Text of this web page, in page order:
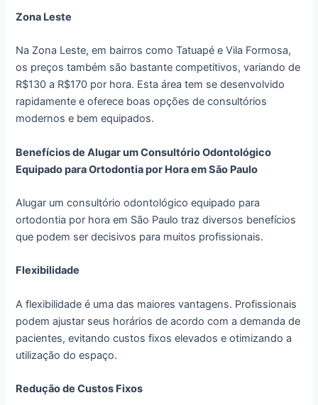
Zona Leste
Na Zona Leste, em bairros como Tatuapé e Vila Formosa,
os preços também são bastante competitivos, variando de
R$130 a R$170 por hora. Esta área tem se desenvolvido
rapidamente e oferece boas opções de consultórios
modernos e bem equipados.
Benefícios de Alugar um Consultório Odontológico
Equipado para Ortodontia por Hora em São Paulo
Alugar um consultório odontológico equipado para
ortodontia por hora em São Paulo traz diversos benefícios
que podem ser decisivos para muitos profissionais.
Flexibilidade
A flexibilidade é uma das maiores vantagens. Profissionais
podem ajustar seus horários de acordo com a demanda de
pacientes, evitando custos fixos elevados e otimizando a
utilização do espaço.
Redução de Custos Fixos